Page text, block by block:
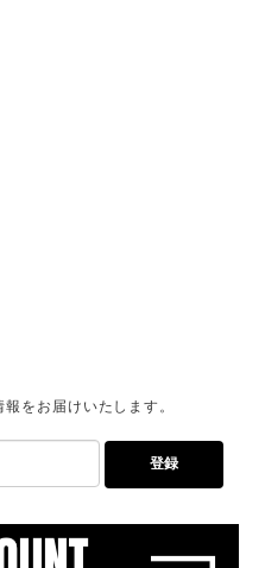
をお届けいたします。
登録